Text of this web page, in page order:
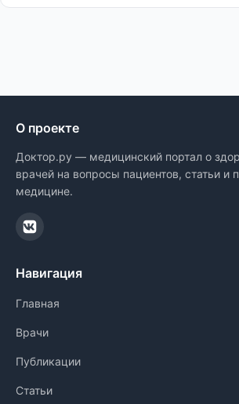
О проекте
Доктор.ру — медицинский портал о
врачей на вопросы пациентов, статьи и
медицине.
Навигация
Главная
Врачи
Публикации
Статьи